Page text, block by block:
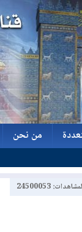
من نحن